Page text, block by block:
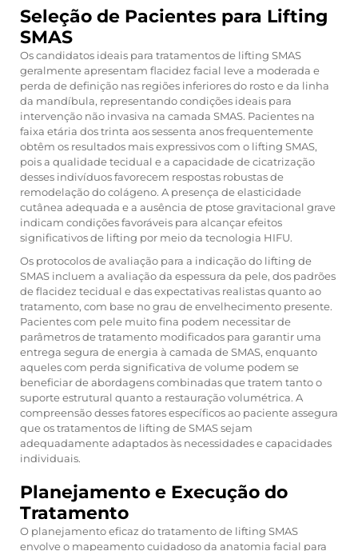
Seleção de Pacientes para Lifting
SMAS
Os candidatos ideais para tratamentos de lifting SMAS
geralmente apresentam flacidez facial leve a moderada e
perda de definição nas regiões inferiores do rosto e da linha
da mandíbula, representando condições ideais para
intervenção não invasiva na camada SMAS. Pacientes na
faixa etária dos trinta aos sessenta anos frequentemente
obtêm os resultados mais expressivos com o lifting SMAS,
pois a qualidade tecidual e a capacidade de cicatrização
desses indivíduos favorecem respostas robustas de
remodelação do colágeno. A presença de elasticidade
cutânea adequada e a ausência de ptose gravitacional grave
indicam condições favoráveis para alcançar efeitos
significativos de lifting por meio da tecnologia HIFU.
Os protocolos de avaliação para a indicação do lifting de
SMAS incluem a avaliação da espessura da pele, dos padrões
de flacidez tecidual e das expectativas realistas quanto ao
tratamento, com base no grau de envelhecimento presente.
Pacientes com pele muito fina podem necessitar de
parâmetros de tratamento modificados para garantir uma
entrega segura de energia à camada de SMAS, enquanto
aqueles com perda significativa de volume podem se
beneficiar de abordagens combinadas que tratem tanto o
suporte estrutural quanto a restauração volumétrica. A
compreensão desses fatores específicos ao paciente assegura
que os tratamentos de lifting de SMAS sejam
adequadamente adaptados às necessidades e capacidades
individuais.
Planejamento e Execução do
Tratamento
O planejamento eficaz do tratamento de lifting SMAS
envolve o mapeamento cuidadoso da anatomia facial para